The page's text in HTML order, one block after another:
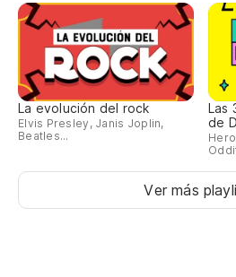
La evolución del rock
Elvis Presley, Janis Joplin,
Beatles...
Las
de
Ver más